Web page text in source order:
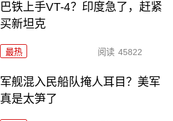
巴铁上手VT-4？印度急了，赶紧
买新坦克
最热 阅读 45822
军舰混入民船队掩人耳目？美军
真是太笋了